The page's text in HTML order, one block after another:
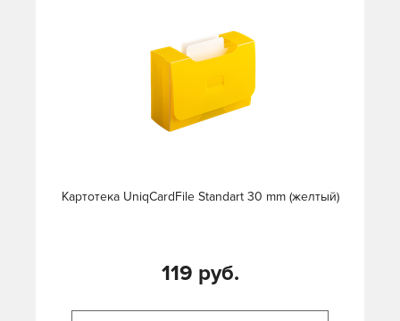
Картотека UniqCardFile Standart 30 mm (желтый)
119 руб.